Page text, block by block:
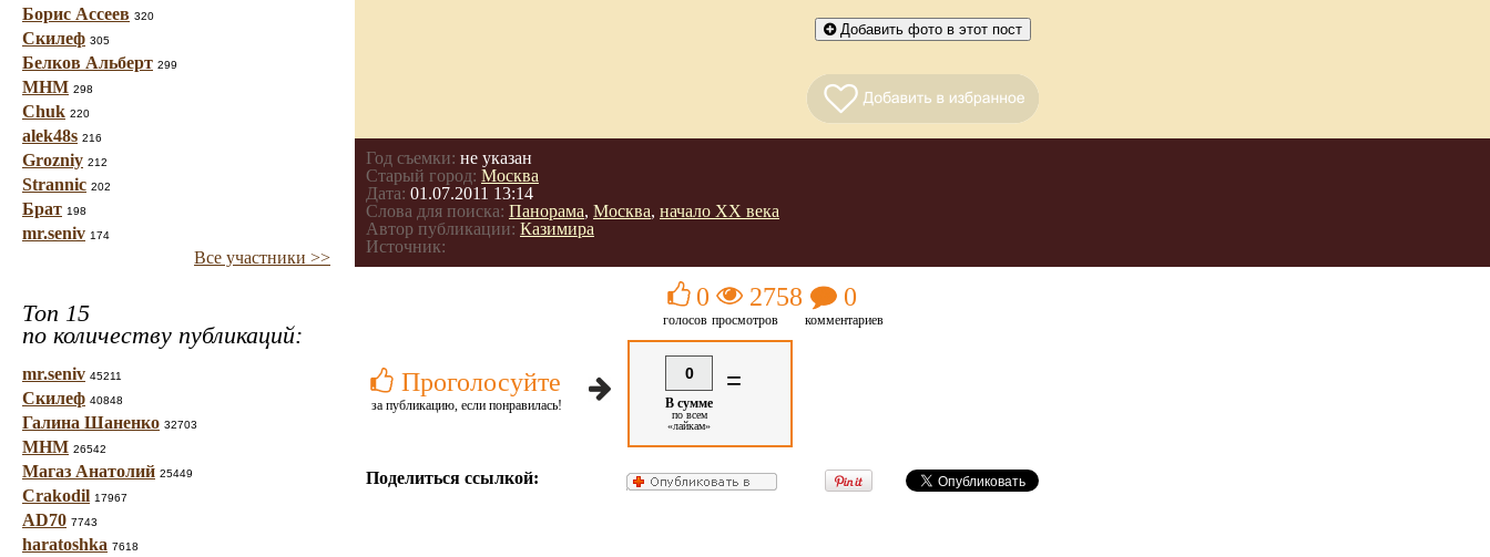
Борис Ассеев 320
Скилеф 305
Белков Альберт 299
МНМ 298
Chuk 220
alek48s 216
Grozniy 212
Strannic 202
Брат 198
mr.seniv 174
Все участники >>
Топ 15
по количеству публикаций:
mr.seniv 45211
Скилеф 40848
Галина Шаненко 32703
МНМ 26542
Магаз Анатолий 25449
Crakodil 17967
AD70 7743
haratoshka 7618
Добавить фото в этот пост
Год съемки: не указан
Старый город: Москва
Дата: 01.07.2011 13:14
Слова для поиска: Панорама, Москва, начало ХХ века
Автор публикации: Казимира
Источник:
Проголосуйте
за публикацию, если понравилась!
0
голосов
2758
просмотров
0
комментариев
0
В сумме
по всем
«лайкам»
=
Поделиться ссылкой: